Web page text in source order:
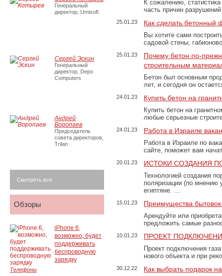
К сожалению,
часть причин
25.01.23 Как сделать бетонный
Вы хотите сами
садовой стены,
25.01.23
Почему бетон по-
строительным
Бетон был основным
лет, и сегодня он
24.01.23 Купить бетон на
Купить бетон на
любые серьезные
24.01.23 Работа в Израиле
Работа в Израиле по
сайте, поможет вам
20.01.23 ИСТОКИ СОЗДАНИЯ
Технологией создания
поляризации (по
египтяне. …
15.01.23 Преимущества
Арендуйте или
предложить самые
10.01.23 ПРОЕКТ
Проект подключения
нового объекта и при
30.12.22 Как выбрать подарок
Генеральный
директор, Umisoft
Сергей Эскин
Генеральный
директор, Depo
Computers
Андрей
Воропаев
Председатель
совета директоров,
Trilan
Смотреть все
Обзоры
iPhone 6,
возможно, будет
поддерживать
беспроводную
зарядку
Телефоны